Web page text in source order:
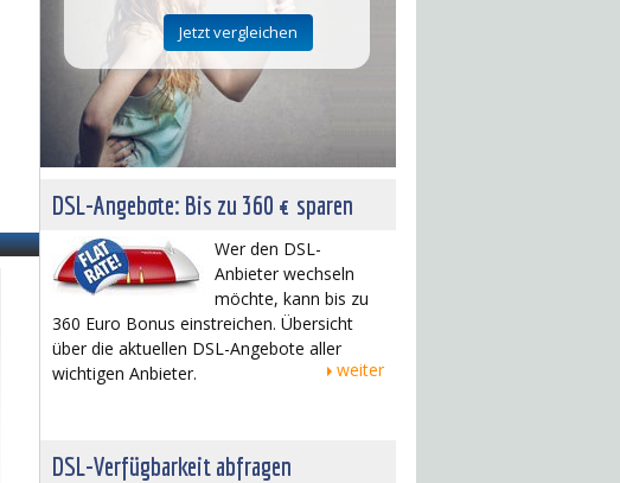
DSL-Angebote: Bis zu 360 € sparen
Wer den DSL-
Anbieter wechseln
möchte, kann bis zu
360 Euro Bonus einstreichen. Übersicht
über die aktuellen DSL-Angebote aller
wichtigen Anbieter.
weiter
DSL-Verfügbarkeit abfragen